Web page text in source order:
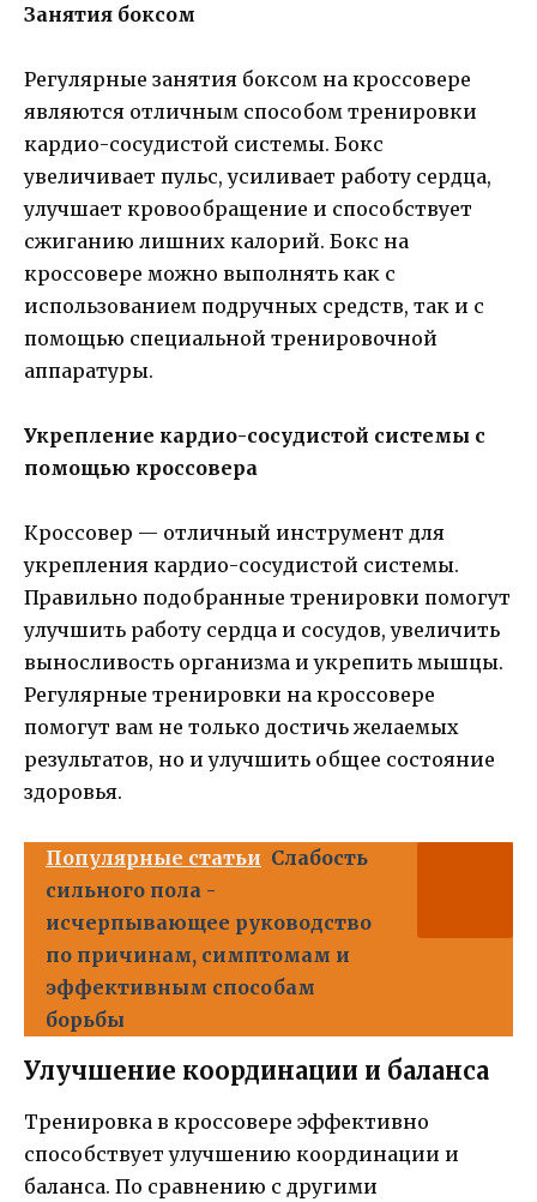
Занятия боксом
Регулярные занятия боксом на кроссовере
являются отличным способом тренировки
кардио-сосудистой системы. Бокс
увеличивает пульс, усиливает работу сердца,
улучшает кровообращение и способствует
сжиганию лишних калорий. Бокс на
кроссовере можно выполнять как с
использованием подручных средств, так и с
помощью специальной тренировочной
аппаратуры.
Укрепление кардио-сосудистой системы с
помощью кроссовера
Кроссовер — отличный инструмент для
укрепления кардио-сосудистой системы.
Правильно подобранные тренировки помогут
улучшить работу сердца и сосудов, увеличить
выносливость организма и укрепить мышцы.
Регулярные тренировки на кроссовере
помогут вам не только достичь желаемых
результатов, но и улучшить общее состояние
здоровья.
Популярные статьи Слабость
сильного пола -
исчерпывающее руководство
по причинам, симптомам и
эффективным способам
борьбы
Улучшение координации и баланса
Тренировка в кроссовере эффективно
способствует улучшению координации и
баланса. По сравнению с другими